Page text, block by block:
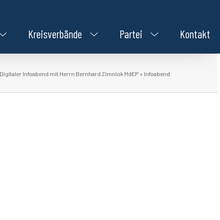
Kreisverbände Partei Kontakt
Digitaler Infoabend mit Herrn Bernhard Zimniok MdEP » Infoabend